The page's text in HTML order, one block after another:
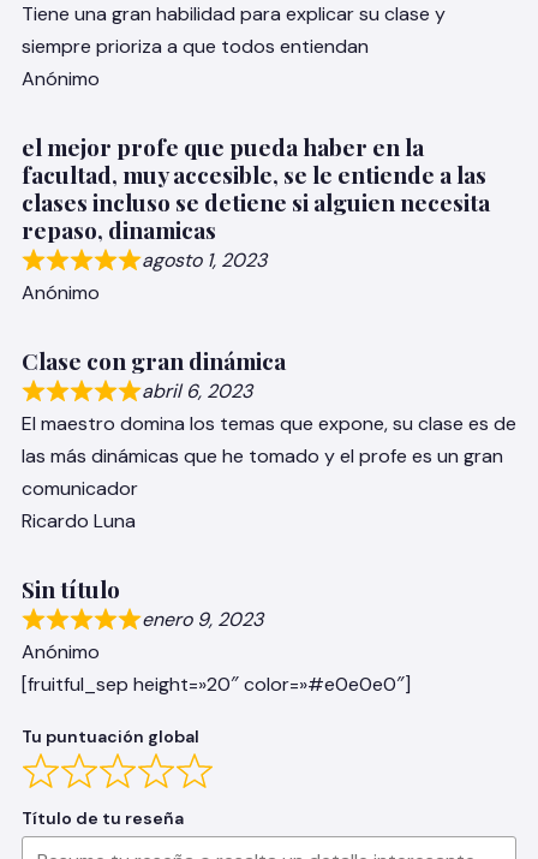
Tiene una gran habilidad para explicar su clase y
siempre prioriza a que todos entiendan
Anónimo
el mejor profe que pueda haber en la
facultad, muy accesible, se le entiende a las
clases incluso se detiene si alguien necesita
repaso, dinamicas
agosto 1, 2023
Anónimo
Clase con gran dinámica
abril 6, 2023
El maestro domina los temas que expone, su clase es de
las más dinámicas que he tomado y el profe es un gran
comunicador
Ricardo Luna
Sin título
enero 9, 2023
Anónimo
[fruitful_sep height=»20″ color=»#e0e0e0″]
Tu puntuación global
Título de tu reseña